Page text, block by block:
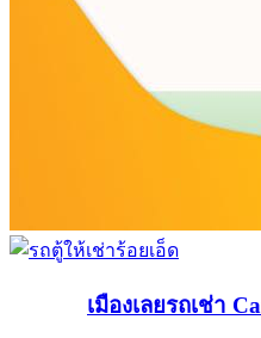
เมืองเลยรถเช่า